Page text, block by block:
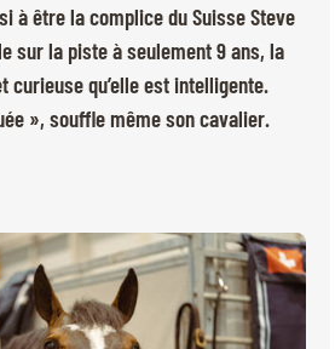
BÉNÉVOLES
à être la complice du Suisse Steve
sur la piste à seulement 9 ans, la
curieuse qu’elle est intelligente.
», souffle même son cavalier.